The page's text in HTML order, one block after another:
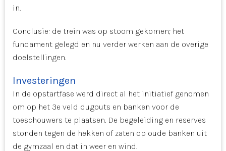
in.
Conclusie: de trein was op stoom gekomen; het
fundament gelegd en nu verder werken aan de overige
doelstellingen.
Investeringen
In de opstartfase werd direct al het initiatief genomen
om op het 3e veld dugouts en banken voor de
toeschouwers te plaatsen. De begeleiding en reserves
stonden tegen de hekken of zaten op oude banken uit
de gymzaal en dat in weer en wind.